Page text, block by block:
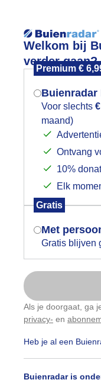
Welkom bij
verder gaan?
Premium €
Buienradar
Voor slechts
maand)
Ontvang
10%
Elk
Gratis
Met
Gratis blijven
Als je doorgaat, ga
privacy- en
Heb je al een
Buienradar is
Foto en
Mogen we
Indien je
gegeven,
je browser
Is
Nu
Gebruik je Safari
Klik